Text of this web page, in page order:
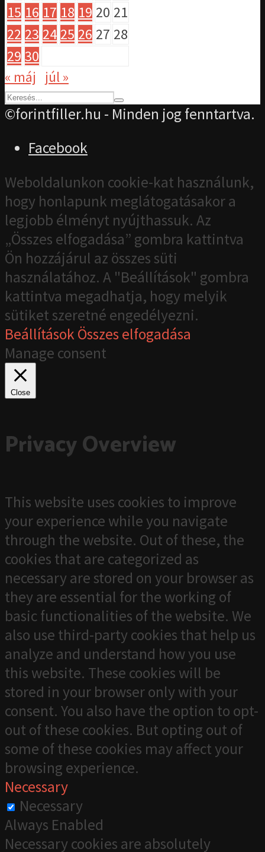
15 16 17 18 19 20 21
22 23 24 25 26 27 28
29 30
« máj
júl »
©forintfiller.hu - Minden jog fenntartva.
Facebook
Weboldalunkon cookie-kat használunk,
hogy honlapunk meglátogatásakor a
legjobb élményt nyújthassuk. Az
„Összes elfogadása” gombra kattintva
Ön hozzájárul az összes süti
használatához. A "Beállítások" gombra
kattintva megadhatja, hogy melyik
sütiket szeretné engedélyezni.
BeállításokÖsszes elfogadása
Manage consent
Close
Privacy Overview
This website uses cookies to improve
your experience while you navigate
through the website. Out of these, the
cookies that are categorized as
necessary are stored on your browser as
they are essential for the working of
basic functionalities of the website. We
also use third-party cookies that help us
analyze and understand how you use
this website. These cookies will be
stored in your browser only with your
consent. You also have the option to opt-
out of these cookies. But opting out of
some of these cookies may affect your
browsing experience.
Necessary
Necessary
Always Enabled
Necessary cookies are absolutely